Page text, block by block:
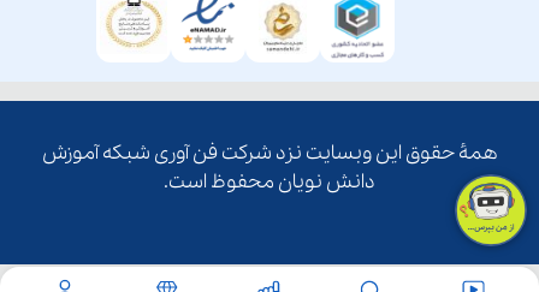
همۀ حقوق این وبسایت نزد شرکت فن آوری شبکه آموزش
دانش نویان محفوظ است.